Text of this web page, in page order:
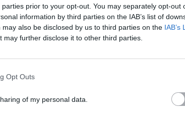
prior to your opt-out. You may separately opt-out
information by third parties on the IAB’s list of
also be disclosed by us to third parties on the IAB’s
may further disclose it to other third parties.
Opt Outs
of my personal data.